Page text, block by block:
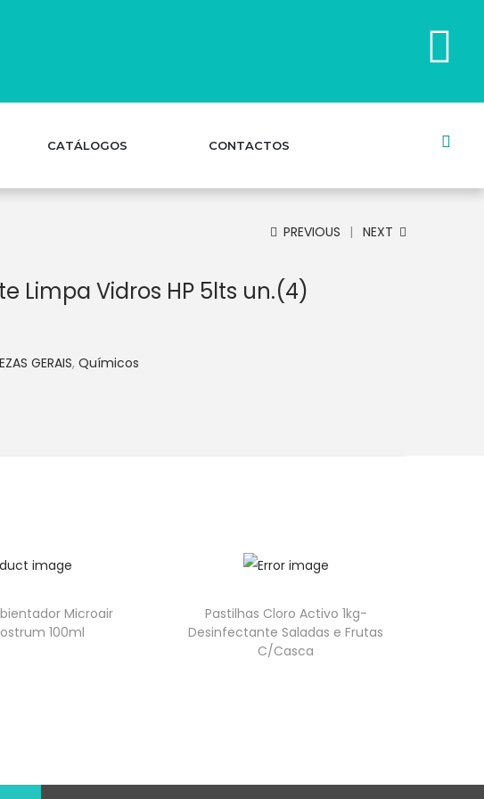
CATÁLOGOS CONTACTOS
PREVIOUS NEXT
Limpa Vidros HP 5lts un.(4)
GERAIS, Químicos
Microair
100ml
Pastilhas Cloro Activo 1kg-
Desinfectante Saladas e Frutas
C/Casca